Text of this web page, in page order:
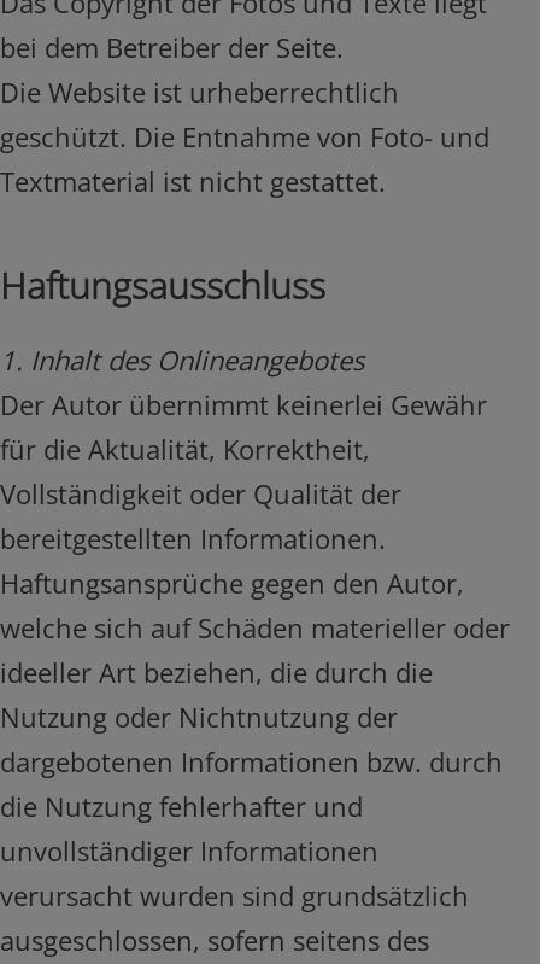
bei dem Betreiber der Seite.
Die Website ist urheberrechtlich
geschützt. Die Entnahme von Foto- und
Textmaterial ist nicht gestattet.
Haftungsausschluss
1. Inhalt des Onlineangebotes
Der Autor übernimmt keinerlei Gewähr
für die Aktualität, Korrektheit,
Vollständigkeit oder Qualität der
bereitgestellten Informationen.
Haftungsansprüche gegen den Autor,
welche sich auf Schäden materieller oder
ideeller Art beziehen, die durch die
Nutzung oder Nichtnutzung der
dargebotenen Informationen bzw. durch
die Nutzung fehlerhafter und
unvollständiger Informationen
verursacht wurden sind grundsätzlich
ausgeschlossen, sofern seitens des